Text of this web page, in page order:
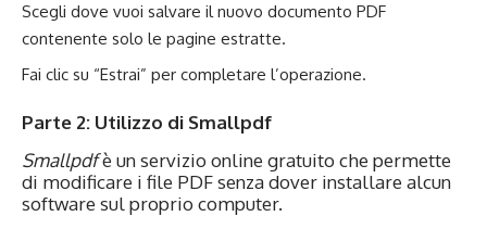
Scegli dove vuoi salvare il nuovo documento PDF
contenente solo le pagine estratte.
Fai clic su “Estrai” per completare l’operazione.
Parte 2: Utilizzo di Smallpdf
Smallpdfè un servizio online gratuito che permette
di modificare i file PDF senza dover installare alcun
software sul proprio computer.